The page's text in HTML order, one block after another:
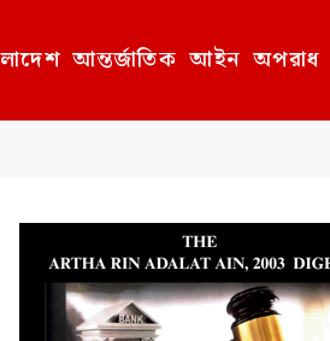
আন্তর্জাতিক আইন অপরাধ